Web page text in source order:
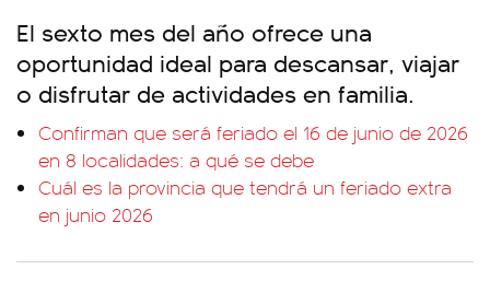
El sexto mes del año ofrece una
oportunidad ideal para descansar, viajar
o disfrutar de actividades en familia.
Confirman que será feriado el 16 de junio de 2026
en 8 localidades: a qué se debe
Cuál es la provincia que tendrá un feriado extra
en junio 2026